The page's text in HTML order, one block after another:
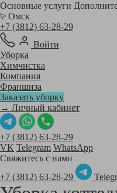
Основные услуги
Омск
+7 (3812) 63-28-29
Войти
Уборка
Химчистка
Компания
Франшиза
Заказать уборку
→ Личный кабинет
+7 (3812) 63-28-29
VK Telegram WhatsApp
Свяжитесь с нами
+7 (3812) 63-28-29